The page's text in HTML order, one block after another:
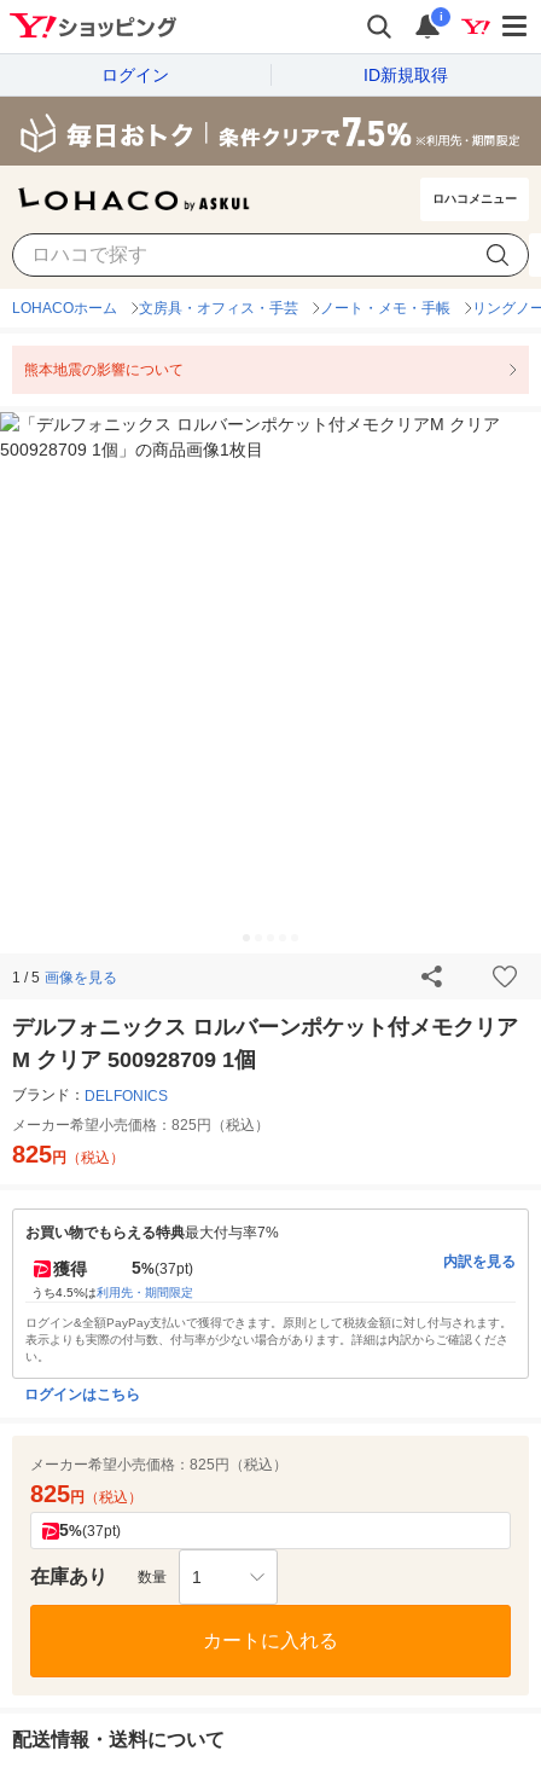
i
ログイン ID新規取得
ロハコメニュー
LOHACOホーム 文房具・オフィス・手芸 ノート・メモ・手帳 リングノ
熊本地震の影響について
1 / 5 画像を見る
デルフォニックス ロルバーンポケット付メモクリア
M クリア 500928709 1個
ブランド： DELFONICS
メーカー希望小売価格： 825円（税込）
825円 （税込）
お買い物でもらえる特典最大付与率7%
獲得 5%(37pt)
うち4.5%は利用先・期間限定
内訳を見る
ログイン&全額PayPay支払いで獲得できます。原則として税抜金額に対し付与されます。
表示よりも実際の付与数、付与率が少ない場合があります。詳細は内訳からご確認くださ
い。
ログインはこちら
メーカー希望小売価格： 825円（税込）
825円 （税込）
5%(37pt)
在庫あり 数量 1
カートに入れる
配送情報・送料について